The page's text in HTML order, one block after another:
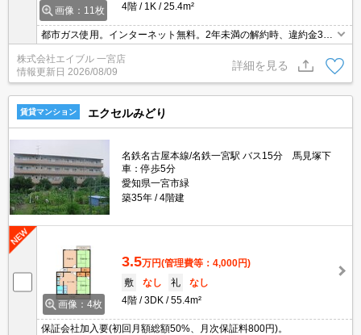
画像：11枚 4階 1K 25.4m²
都市ガス使用。インターネット無料。2年未満の解約時、違約金35,
000円発生。
株式会社エイブル 一宮店
情報更新日 2026/08/09
詳細を見る
賃貸マンション エクセルみどり
名鉄名古屋本線/名鉄一宮駅 バス15分 馬見塚下
車：停歩5分
愛知県一宮市緑
築35年
4階建
画像：4枚
3.5万円(管理費等：4,000円)
敷
なし 礼
なし
4階
3DK 55.4m²
保証会社加入要(初回月額総額50%、月次保証料800円)。